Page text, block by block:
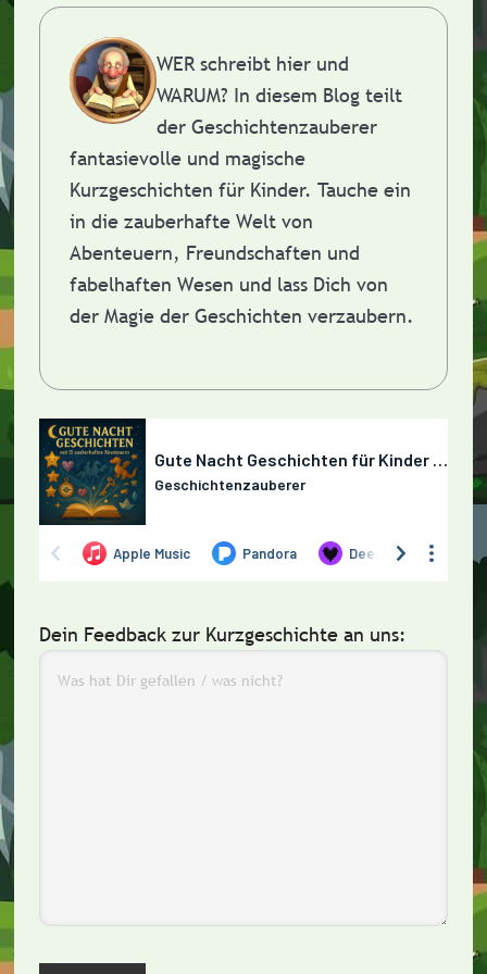
WER schreibt hier und
WARUM? In diesem Blog teilt
der Geschichtenzauberer
fantasievolle und magische
Kurzgeschichten für Kinder. Tauche ein
in die zauberhafte Welt von
Abenteuern, Freundschaften und
fabelhaften Wesen und lass Dich von
der Magie der Geschichten verzaubern.
Dein Feedback zur Kurzgeschichte an uns: